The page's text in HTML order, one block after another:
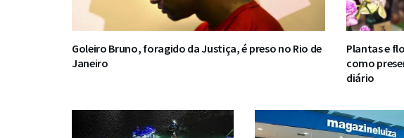
Goleiro Bruno, foragido da Justiça, é preso no Rio de
Janeiro
Plantas e
como
diário